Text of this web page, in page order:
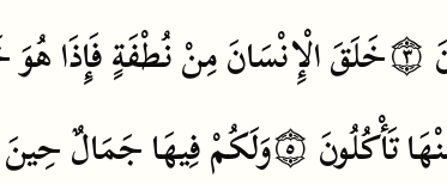
۝٣خَلَقَالْإِنْسَانَمِنْنُطْفَةٍفَإِذَاهُوَ
تَأْكُلُونَ ۝٥وَلَكُمْفِيهَاجَمَالٌحِينَ